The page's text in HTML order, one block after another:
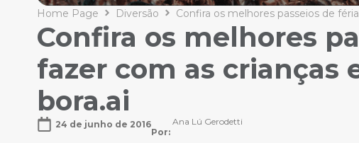
Home Page Diversão Confira os melhores passeios de
Confira os melhores
fazer com as crianças
bora.ai
24 de junho de 2016
Por:
Ana Lú Gerodetti